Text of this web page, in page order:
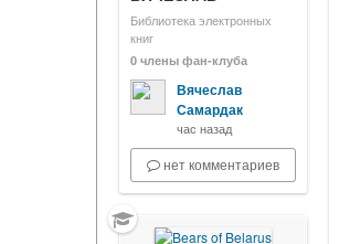
Библиотека электронных
книг
0 члены фан-клуба
Вячеслав
Самардак
час назад
нет комментариев